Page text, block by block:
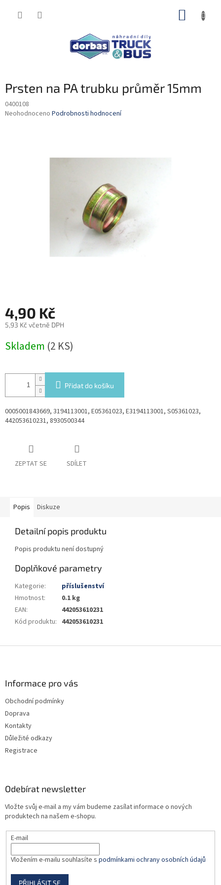
Prsten na PA trubku průměr 15mm
0400108
Průměrné
Neohodnoceno Podrobnosti hodnocení
4,90 Kč
5,93 Kč včetně DPH
cena:
Skladem (2 KS)
Přidat do košíku
0005001843669, 3194113001, E05361023, E3194113001, S05361023,
442053610231, 8930500344
ZEPTAT SE SDÍLET
Popis Diskuze
Detailní popis produktu
Popis produktu není dostupný
Doplňkové parametry
Kategorie:
příslušenství
Hmotnost:
0.1 kg
EAN:
442053610231
Kód produktu: 442053610231
Informace pro vás
Obchodní podmínky
Doprava
Kontakty
Důležité odkazy
Registrace
Odebírat newsletter
Vložte svůj e-mail a my vám budeme zasílat informace o nových
produktech na našem e-shopu.
E-mail
Vložením e-mailu souhlasíte s podmínkami ochrany osobních údajů
PŘIHLÁSIT SE